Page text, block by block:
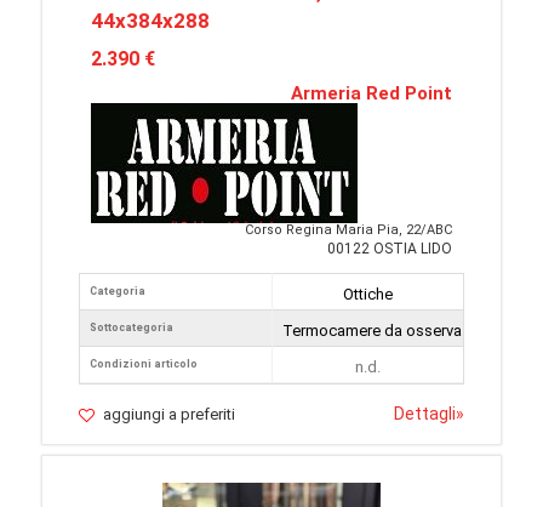
44x384x288
2.390 €
Armeria Red Point
Corso Regina Maria Pia, 22/ABC
00122 OSTIA LIDO
Categoria
Sottocategoria
Condizioni articolo
Ottiche
Termocamere da osservazione
n.d.
aggiungi a preferiti Dettagli»